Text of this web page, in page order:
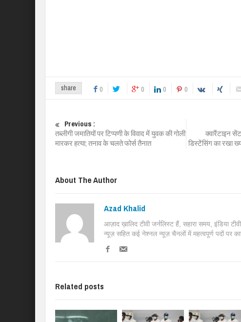
share 0 0 0 0
Previous :
तब्लीगी जमातियों पर टिप्पणी के विवाद में युवक की गोली
मारकर हत्या; तनाव के चलते फोर्स तैनात
क्वारैंटाइन
डिस्टेंसिंग का रखा
About The Author
Azad Khalid
आज़ाद ख़ालिद टीवी जर्नलिस्ट हैं, सहारा समय, इंडिया
न्यूज़ सहित कई नेश्नल न्यूज़ चैनलों में महत्वपूर्ण पदों पर
Related posts